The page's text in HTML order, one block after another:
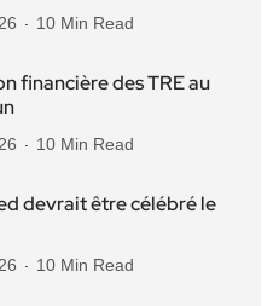
10 Min Read
financière des TRE au
10 Min Read
devrait être célébré le
10 Min Read